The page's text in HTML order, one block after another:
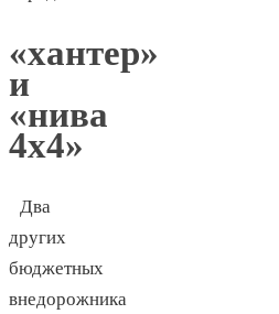
«хантер»
и
«нива
4х4»
Два
других
бюджетных
внедорожника